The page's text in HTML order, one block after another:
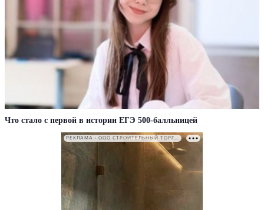
Что стало с первой в истории ЕГЭ 500-балльницей
РЕКЛАМА • ООО СТРОИТЕЛЬНЫЙ ТОРГОВЫЙ ДОМ «ПЕТРОВИЧ». ИНН: 7802348846